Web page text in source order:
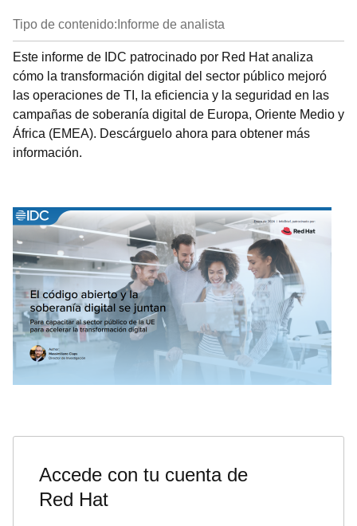
Tipo de contenido:Informe de analista
Este informe de IDC patrocinado por Red Hat analiza
cómo la transformación digital del sector público mejoró
las operaciones de TI, la eficiencia y la seguridad en las
campañas de soberanía digital de Europa, Oriente Medio y
África (EMEA). Descárguelo ahora para obtener más
información.
Accede con tu cuenta de
Red Hat